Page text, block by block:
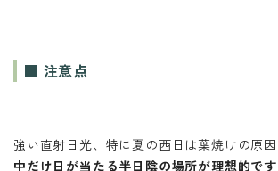
■ 注意点
強い直射日光、特に夏の西日は葉焼けの原因
中だけ日が当たる半日陰の場所が理想的です